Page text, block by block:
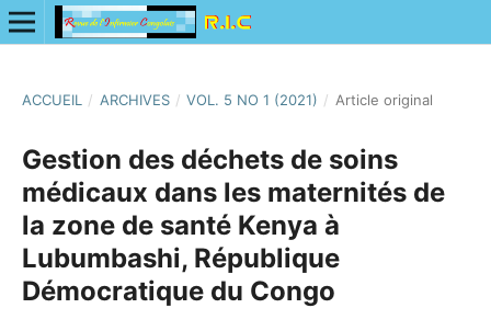
ACCUEIL / ARCHIVES / VOL. 5 NO 1 (2021) / Article original
Gestion des déchets de soins
médicaux dans les maternités de
la zone de santé Kenya à
Lubumbashi, République
Démocratique du Congo